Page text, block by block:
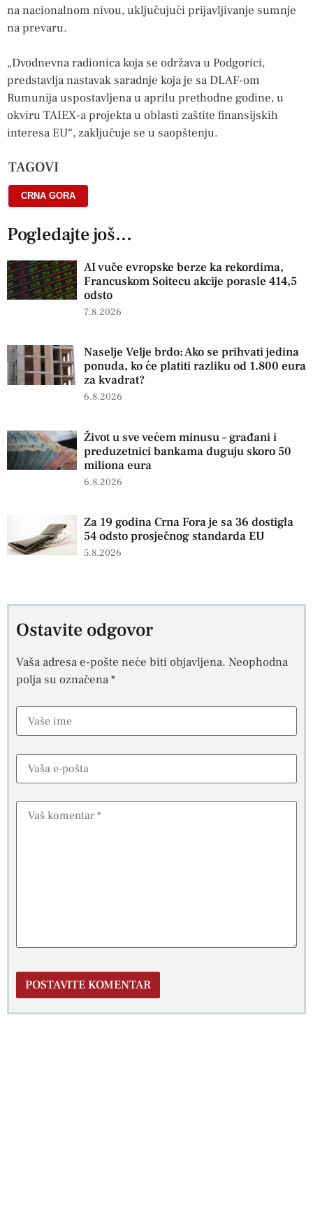
na nacionalnom nivou, uključujući prijavljivanje sumnje
na prevaru.
„Dvodnevna radionica koja se održava u Podgorici,
predstavlja nastavak saradnje koja je sa DLAF-om
Rumunija uspostavljena u aprilu prethodne godine, u
okviru TAIEX-a projekta u oblasti zaštite finansijskih
interesa EU“, zaključuje se u saopštenju.
TAGOVI
CRNA GORA
Pogledajte još...
AI vuče evropske berze ka rekordima,
Francuskom Soitecu akcije porasle 414,5
odsto
7.8.2026
Naselje Velje brdo: Ako se prihvati jedina
ponuda, ko će platiti razliku od 1.800 eura
za kvadrat?
6.8.2026
Život u sve većem minusu – građani i
preduzetnici bankama duguju skoro 50
miliona eura
6.8.2026
Za 19 godina Crna Fora je sa 36 dostigla
54 odsto prosječnog standarda EU
5.8.2026
Ostavite odgovor
Vaša adresa e-pošte neće biti objavljena. Neophodna
polja su označena*